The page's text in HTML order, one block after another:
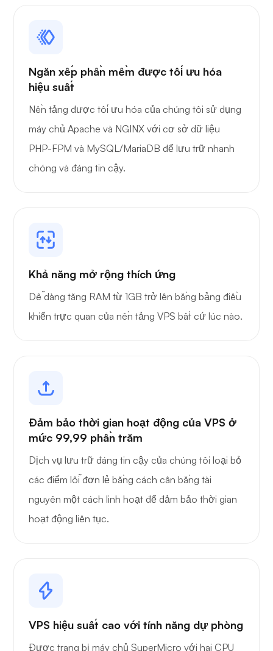
Đồ họa
Ngăn xếp phần mềm được tối ưu hóa
hiệu suất
Nền tảng được tối ưu hóa của chúng tôi sử dụng
máy chủ Apache và NGINX với cơ sở dữ liệu
PHP-FPM và MySQL/MariaDB để lưu trữ nhanh
chóng và đáng tin cậy.
Khả năng mở rộng thích ứng
Dễ dàng tăng RAM từ 1GB trở lên bằng bảng điều
khiển trực quan của nền tảng VPS bất cứ lúc nào.
Đảm bảo thời gian hoạt động của VPS ở
mức 99,99 phần trăm
Dịch vụ lưu trữ đáng tin cậy của chúng tôi loại bỏ
các điểm lỗi đơn lẻ bằng cách cân bằng tài
nguyên một cách linh hoạt để đảm bảo thời gian
hoạt động liên tục.
VPS hiệu suất cao với tính năng dự phòng
Được trang bị máy chủ SuperMicro với hai CPU